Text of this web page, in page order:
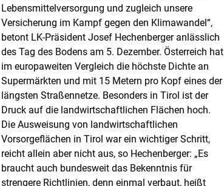
Lebensmittelversorgung und zugleich unsere
Versicherung im Kampf gegen den Klimawandel“,
betont LK-Präsident Josef Hechenberger anlässlich
des Tag des Bodens am 5. Dezember. Österreich hat
im europaweiten Vergleich die höchste Dichte an
Supermärkten und mit 15 Metern pro Kopf eines der
längsten Straßennetze. Besonders in Tirol ist der
Druck auf die landwirtschaftlichen Flächen hoch.
Die Ausweisung von landwirtschaftlichen
Vorsorgeflächen in Tirol war ein wichtiger Schritt,
reicht allein aber nicht aus, so Hechenberger: „Es
braucht auch bundesweit das Bekenntnis für
strengere Richtlinien, denn einmal verbaut, heißt